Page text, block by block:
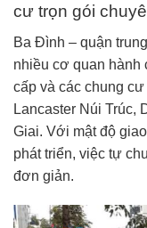
cư trọn gói
Ba Đình – quận
nhiều cơ quan hành
cấp và các chung
Lancaster Núi Trúc,
Giai. Với mật độ
phát triển, việc tự
đơn giản.